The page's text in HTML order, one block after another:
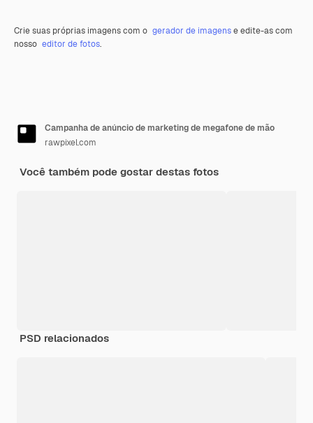
Crie suas próprias imagens com o gerador de imagense edite-as com
nosso editor de fotos.
Campanha de anúncio de marketing de megafone de mão
rawpixel.com
Você também pode gostar destas fotos
PSD relacionados